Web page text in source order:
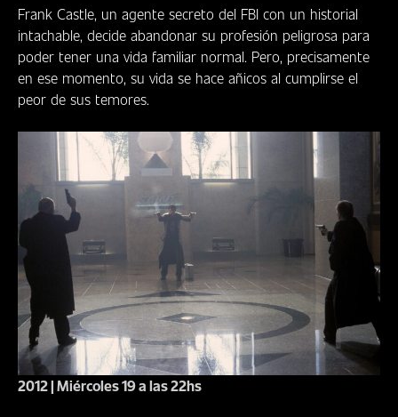
Frank Castle, un agente secreto del FBI con un historial
intachable, decide abandonar su profesión peligrosa para
poder tener una vida familiar normal. Pero, precisamente
en ese momento, su vida se hace añicos al cumplirse el
peor de sus temores.
2012 | Miércoles 19 a las 22hs